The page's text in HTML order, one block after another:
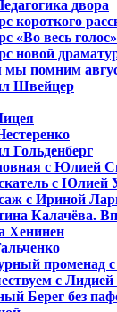
двора
короткого
«Во весь голос»
новой
помним
Швейцер
Гольденберг
с Юлией
с
с Ириной
Калачёва.
Хенинен
променад
с
Берег без